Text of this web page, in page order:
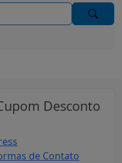
Desconto
de Contato